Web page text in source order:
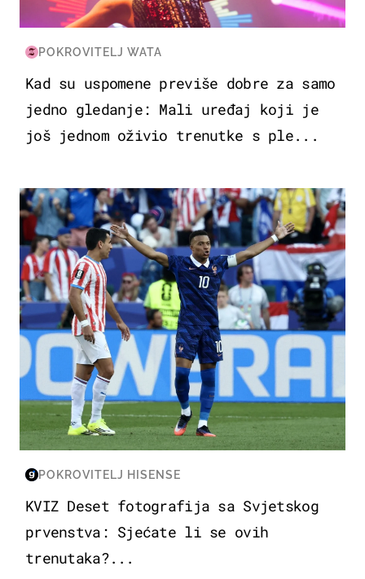
POKROVITELJ WATA
Kad su uspomene previše dobre za samo
jedno gledanje: Mali uređaj koji je
još jednom oživio trenutke s ple...
SVJETSKO PRVENSTVO 2026
POKROVITELJ HISENSE
KVIZ Deset fotografija sa Svjetskog
prvenstva: Sjećate li se ovih
trenutaka?...